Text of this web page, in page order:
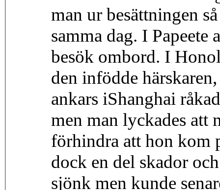
man ur besättningen
samma dag. I
besök ombord. I
den infödde
ankars iShanghai
men man lyckades att
förhindra att hon kom
dock en del skador
sjönk men kunde